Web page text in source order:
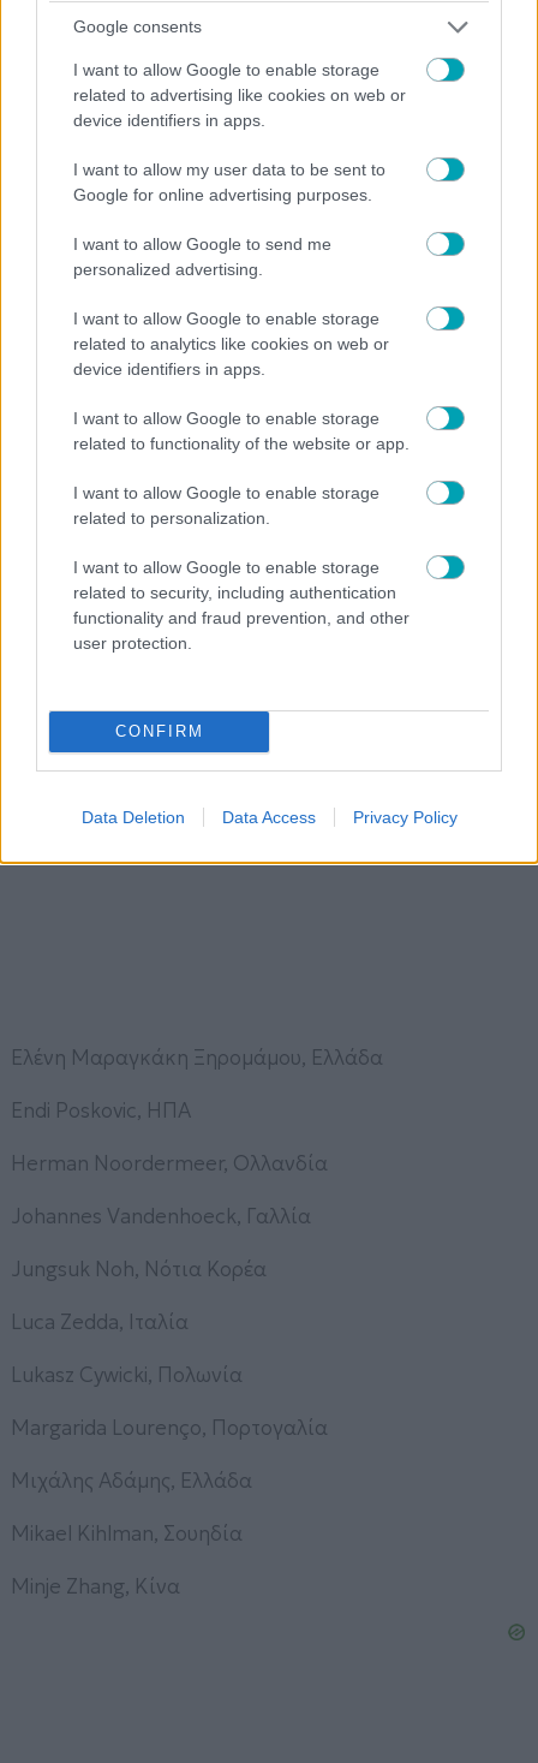
Google consents
I want to allow Google to enable storage
related to advertising like cookies on web or
device identifiers in apps.
I want to allow my user data to be sent to
Google for online advertising purposes.
I want to allow Google to send me
personalized advertising.
I want to allow Google to enable storage
related to analytics like cookies on web or
device identifiers in apps.
I want to allow Google to enable storage
related to functionality of the website or app.
I want to allow Google to enable storage
related to personalization.
I want to allow Google to enable storage
related to security, including authentication
functionality and fraud prevention, and other
user protection.
CONFIRM
Data Deletion Data Access Privacy Policy
Agnes Haasz, Ουγγαρία
Αlexandra Haeseker, Καναδάς
Alicia Candiani, Αργεντινή
Αναστασία Χαροκόπου, Ελλάδα
Anna Radko Pedersen, Νορβηγία
Canuto Κallan, Ελλάδα
Dan Welden, ΗΠΑ
Debora Chapman, Καναδάς
Ελένη Μαραγκάκη Ξηρομάμου, Ελλάδα
Endi Poskovic, ΗΠΑ
Herman Noordermeer, Ολλανδία
Johannes Vandenhoeck, Γαλλία
Jungsuk Noh, Νότια Κορέα
Luca Zedda, Ιταλία
Lukasz Cywicki, Πολωνία
Margarida Lourenço, Πορτογαλία
Μιχάλης Αδάμης, Ελλάδα
Mikael Kihlman, Σουηδία
Minje Zhang, Κίνα